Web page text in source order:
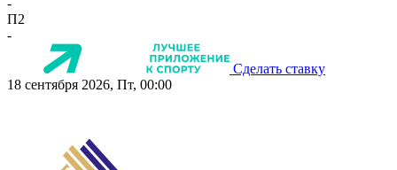
-
П2
-
Сделать ставку
18 сентября 2026, Пт, 00:00